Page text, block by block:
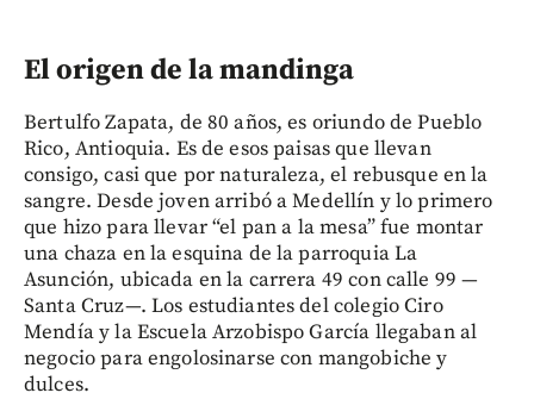
El origen de la mandinga
Bertulfo Zapata, de 80 años, es oriundo de Pueblo
Rico, Antioquia. Es de esos paisas que llevan
consigo, casi que por naturaleza, el rebusque en la
sangre. Desde joven arribó a Medellín y lo primero
que hizo para llevar “el pan a la mesa” fue montar
una chaza en la esquina de la parroquia La
Asunción, ubicada en la carrera 49 con calle 99 —
Santa Cruz—. Los estudiantes del colegio Ciro
Mendía y la Escuela Arzobispo García llegaban al
negocio para engolosinarse con mangobiche y
dulces.